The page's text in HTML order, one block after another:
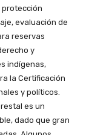
protección
evaluación de
reservas
y
indígenas,
la Certificación
y políticos.
es un
dado que gran